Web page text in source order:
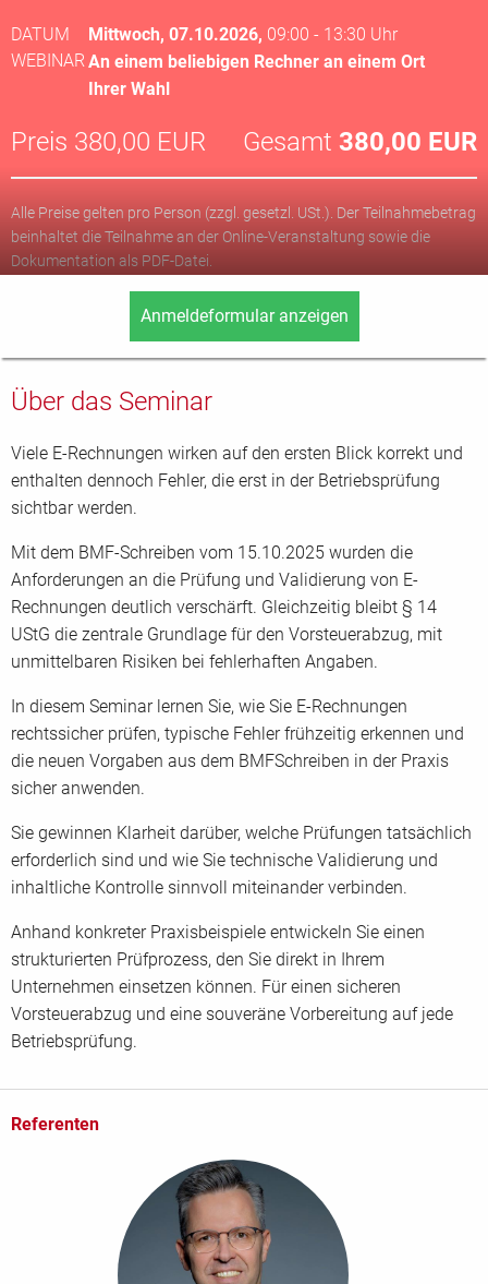
DATUM Mittwoch, 07.10.2026, 09:00 - 13:30 Uhr
WEBINARAn einem beliebigen Rechner an einem Ort
Ihrer Wahl
Preis 380,00 EUR Gesamt 380,00 EUR
Alle Preise gelten pro Person (zzgl. gesetzl. USt.). Der Teilnahmebetrag
beinhaltet die Teilnahme an der Online-Veranstaltung sowie die
Dokumentation als PDF-Datei.
Persönliche Angaben Teilnehmer/in
Anrede* Titel
Vorname* Nachname*
Position/Abteilung
Telefon*
Fax
Weitere Teilnehmer
Anmeldeformular anzeigen
Über das Seminar
Viele E-Rechnungen wirken auf den ersten Blick korrekt und
enthalten dennoch Fehler, die erst in der Betriebsprüfung
sichtbar werden.
Mit dem BMF-Schreiben vom 15.10.2025 wurden die
Anforderungen an die Prüfung und Validierung von E-
Rechnungen deutlich verschärft. Gleichzeitig bleibt § 14
UStG die zentrale Grundlage für den Vorsteuerabzug, mit
unmittelbaren Risiken bei fehlerhaften Angaben.
In diesem Seminar lernen Sie, wie Sie E-Rechnungen
rechtssicher prüfen, typische Fehler frühzeitig erkennen und
die neuen Vorgaben aus dem BMFSchreiben in der Praxis
sicher anwenden.
Sie gewinnen Klarheit darüber, welche Prüfungen tatsächlich
erforderlich sind und wie Sie technische Validierung und
inhaltliche Kontrolle sinnvoll miteinander verbinden.
Anhand konkreter Praxisbeispiele entwickeln Sie einen
strukturierten Prüfprozess, den Sie direkt in Ihrem
Unternehmen einsetzen können. Für einen sicheren
Vorsteuerabzug und eine souveräne Vorbereitung auf jede
Betriebsprüfung.
Referenten